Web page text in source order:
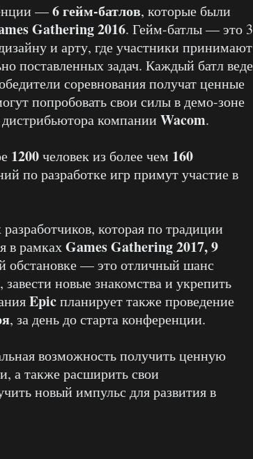
—6 гейм-батлов, которые были
Gathering 2016. Гейм-батлы — это
и арту, где участники принимают
поставленных задач. Каждый батл
соревнования получат ценные
попробовать свои силы в демо-зоне
компании Wacom.
1200человек из более чем 160
по разработке игр примут участие в
которая по традиции
в рамкахGames Gathering 2017, 9
обстановке — это отличный шанс
новые знакомства и укрепить
Epicпланирует также проведение
, за день до старта конференции.
возможность получить ценную
а также расширить свои
новый импульс для развития в